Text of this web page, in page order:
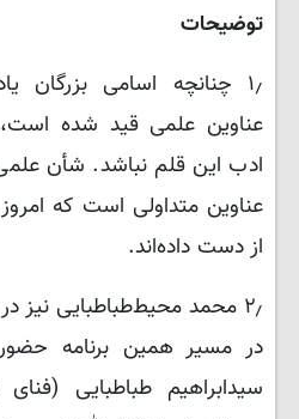
توضیحات
۱٫ چنانچه اسامی بزرگان
عناوین علمی قید شده
ادب این قلم نباشد. شأن علمی
عناوین متداولی است که
از دست داده‌اند.
۲٫ محمد محیط‌طباطبایی
در مسیر همین برنامه
سیدابراهیم طباطبایی